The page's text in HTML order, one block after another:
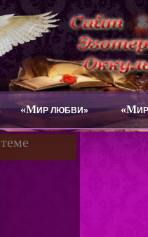
«МИР ЛЮБВИ» «М
теме